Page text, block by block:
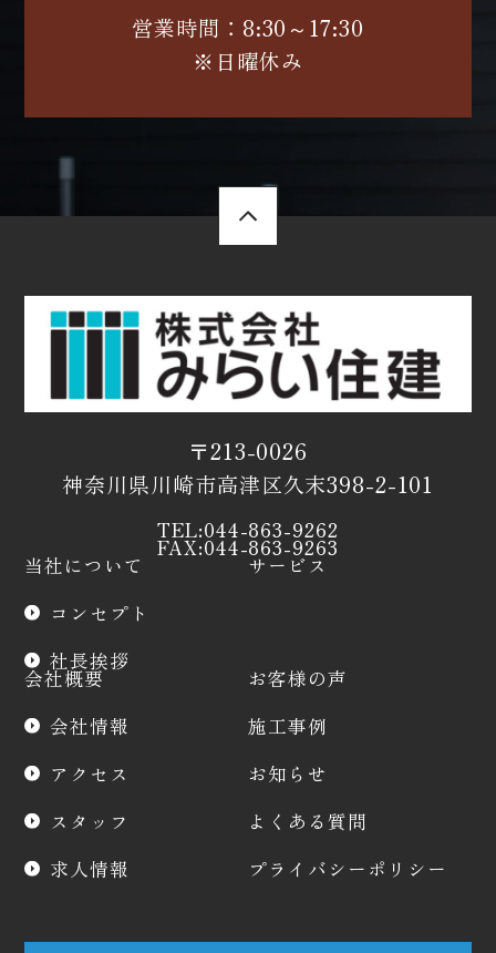
営業時間：8:30～17:30
※日曜休み
〒213-0026
神奈川県川崎市高津区久末398-2-101
TEL:044-863-9262
FAX:044-863-9263
当社について
コンセプト
社長挨拶
サービス
会社概要
会社情報
アクセス
スタッフ
求人情報
お客様の声
施工事例
お知らせ
よくある質問
プライバシーポリシー